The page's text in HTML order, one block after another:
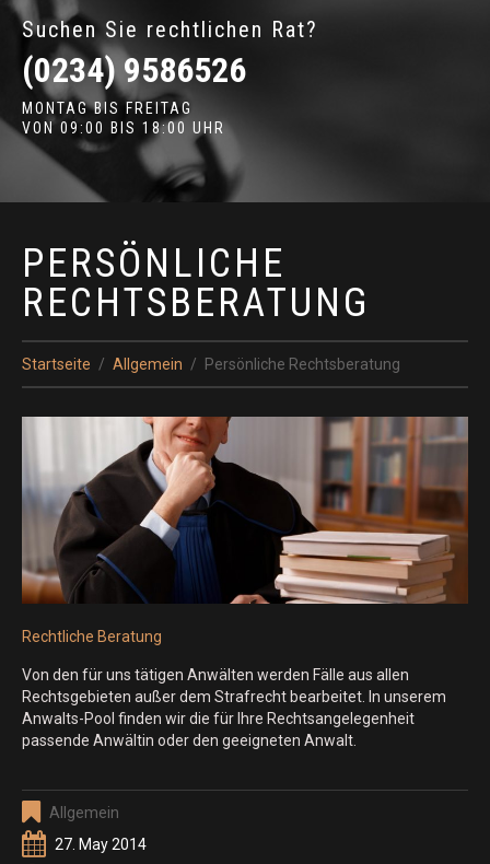
Suchen Sie rechtlichen Rat?
(0234) 9586526
MONTAG BIS FREITAG
VON 09:00 BIS 18:00 UHR
PERSÖNLICHE
RECHTSBERATUNG
Startseite Allgemein Persönliche Rechtsberatung
Rechtliche Beratung
Von den für uns tätigen Anwälten werden Fälle aus allen
Rechtsgebieten außer dem Strafrecht bearbeitet. In unserem
Anwalts-Pool finden wir die für Ihre Rechtsangelegenheit
passende Anwältin oder den geeigneten Anwalt.
Allgemein
27. May 2014